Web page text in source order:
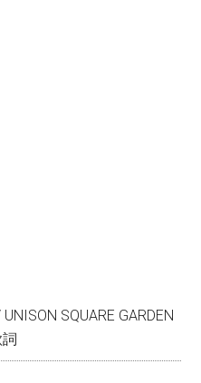
UNISON SQUARE GARDEN